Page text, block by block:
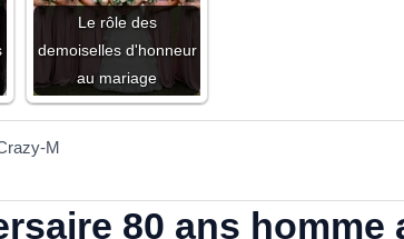
Le rôle des
demoiselles d'honneur
au mariage
M
80 ans homme